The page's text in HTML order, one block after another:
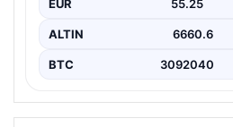
olarak…
EUR 55.25
ALTIN 6660.6
BTC 3092040